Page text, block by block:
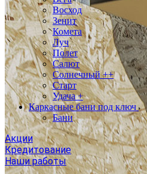
Восход
Зенит
Комета
Луч
Полет
Салют
Солнечный ++
Старт
Удача +
Каркасные бани под ключ
Бани
Акции
Кредитование
Наши работы